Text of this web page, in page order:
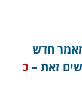
חדש
זאת – כ